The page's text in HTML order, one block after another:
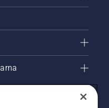
van de taak:
→ ideaal voor
→ maken snelle